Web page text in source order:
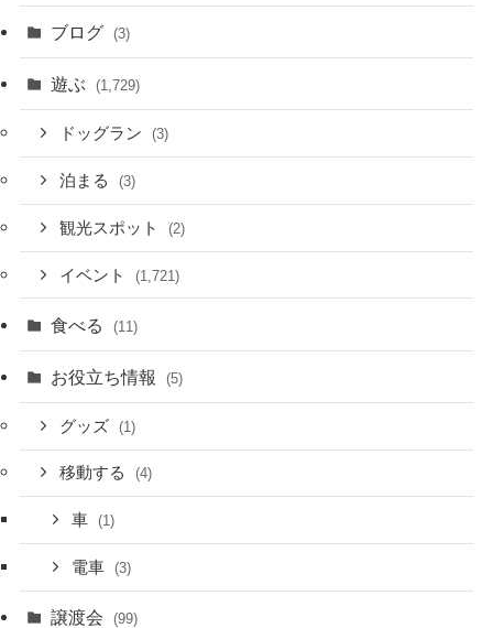
ブログ (3)
遊ぶ (1,729)
ドッグラン (3)
泊まる (3)
観光スポット (2)
イベント (1,721)
食べる (11)
お役立ち情報 (5)
グッズ (1)
移動する (4)
車 (1)
電車 (3)
譲渡会 (99)